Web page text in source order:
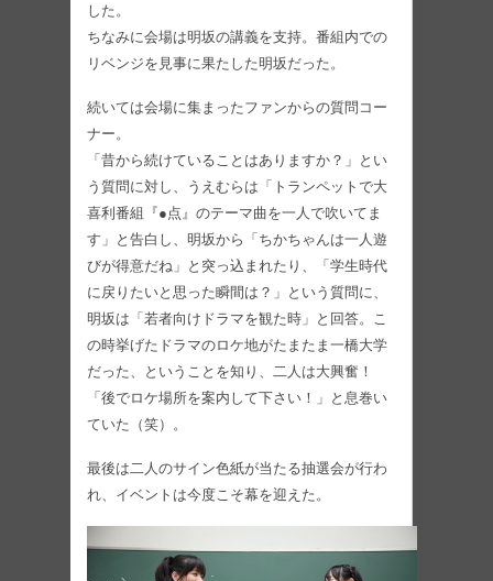
した。
ちなみに会場は明坂の講義を支持。番組内での
リベンジを見事に果たした明坂だった。
続いては会場に集まったファンからの質問コー
ナー。
「昔から続けていることはありますか？」とい
う質問に対し、うえむらは「トランペットで大
喜利番組『●点』のテーマ曲を一人で吹いてま
す」と告白し、明坂から「ちかちゃんは一人遊
びが得意だね」と突っ込まれたり、「学生時代
に戻りたいと思った瞬間は？」という質問に、
明坂は「若者向けドラマを観た時」と回答。こ
の時挙げたドラマのロケ地がたまたま一橋大学
だった、ということを知り、二人は大興奮！
「後でロケ場所を案内して下さい！」と息巻い
ていた（笑）。
最後は二人のサイン色紙が当たる抽選会が行わ
れ、イベントは今度こそ幕を迎えた。